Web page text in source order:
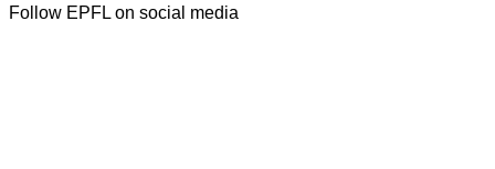
Follow EPFL on social media